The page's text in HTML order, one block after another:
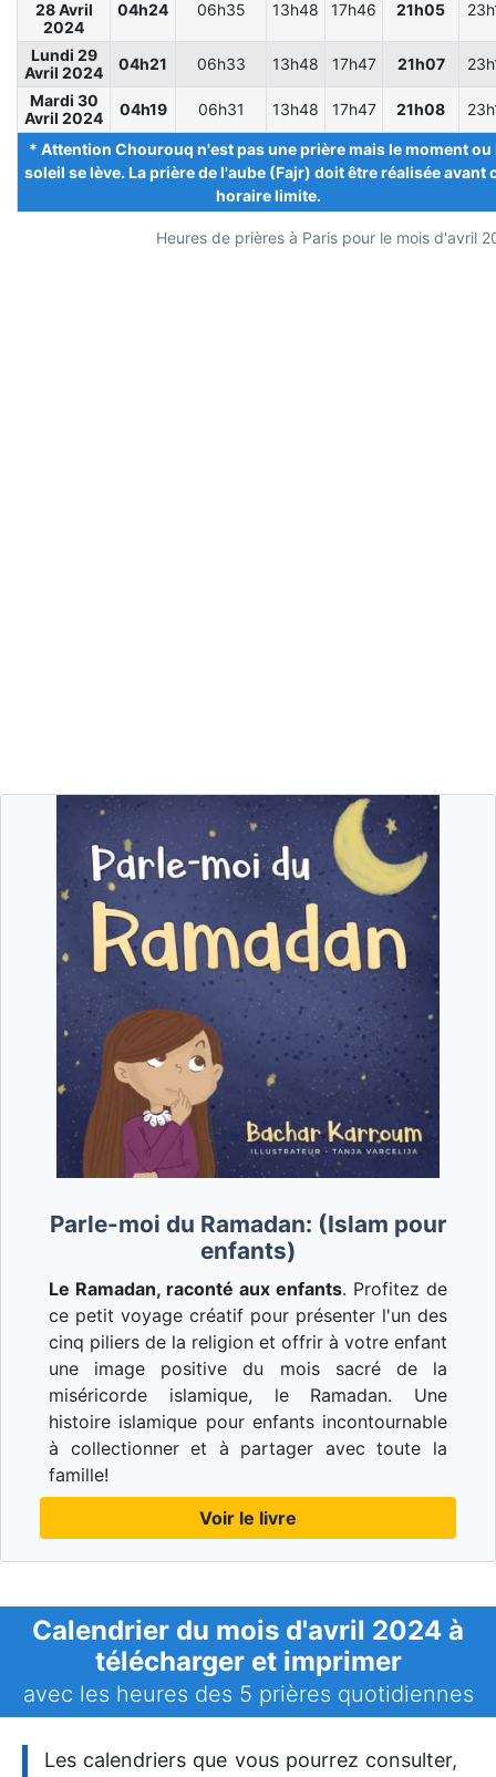
Heures de prières à Paris pour le mois d'avril
28 Avril
2024
04h24 06h35 13h48 17h46 21h05
Lundi 29
Avril 2024
04h21 06h33 13h48 17h47 21h07
Mardi 30
Avril 2024
04h19 06h31 13h48 17h47 21h08
* Attention Chourouq n'est pas une prière mais le moment ou
soleil se lève. La prière de l'aube (Fajr) doit être réalisée avant
horaire limite.
Parle-moi du Ramadan: (Islam pour
enfants)
Le Ramadan, raconté aux enfants. Profitez de
ce petit voyage créatif pour présenter l'un des
cinq piliers de la religion et offrir à votre enfant
une image positive du mois sacré de la
miséricorde islamique, le Ramadan. Une
histoire islamique pour enfants incontournable
à collectionner et à partager avec toute la
famille!
Voir le livre
Calendrier du mois d'avril 2024 à
télécharger et imprimer
avec les heures des 5 prières quotidiennes
Les calendriers que vous pourrez consulter,